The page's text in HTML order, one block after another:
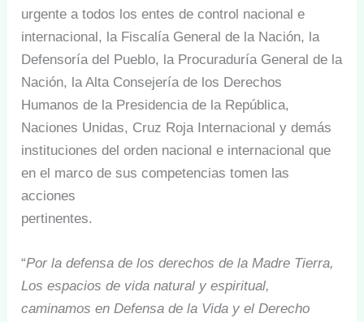
urgente a todos los entes de control nacional e
internacional, la Fiscalía General de la Nación, la
Defensoría del Pueblo, la Procuraduría General de la
Nación, la Alta Consejería de los Derechos
Humanos de la Presidencia de la República,
Naciones Unidas, Cruz Roja Internacional y demás
instituciones del orden nacional e internacional que
en el marco de sus competencias tomen las
acciones
pertinentes.
“Por la defensa de los derechos de la Madre Tierra,
Los espacios de vida natural y espiritual,
caminamos en Defensa de la Vida y el Derecho